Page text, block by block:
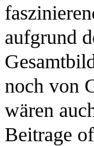
aufgrund
noch von
wären
Beitrage